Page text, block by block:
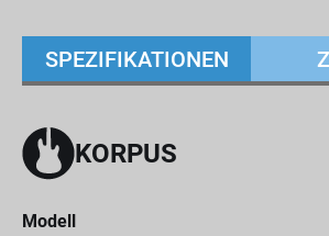
SPEZIFIKATIONEN
KORPUS
Modell